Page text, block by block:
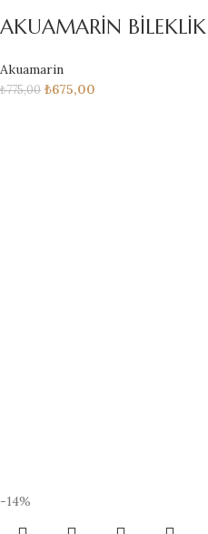
AKUAMARİN
Akuamarin
₺775,00 ₺675,00
-14%